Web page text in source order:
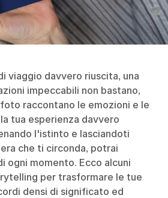
viaggio davvero riuscita, una
impeccabili non bastano,
raccontano le emozioni e le
tua esperienza davvero
l'istinto e lasciandoti
che ti circonda, potrai
ogni momento. Ecco alcuni
per trasformare le tue
densi di significato ed